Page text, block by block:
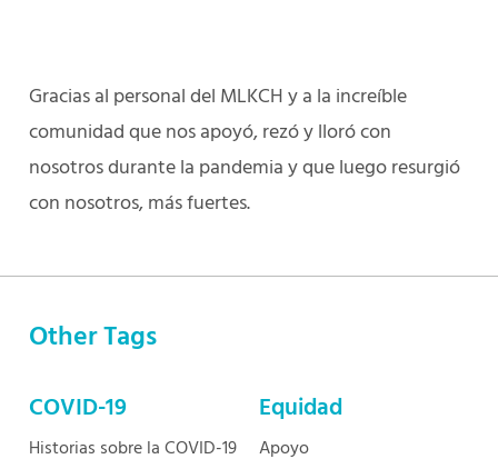
Gracias al personal del MLKCH y a la increíble
comunidad que nos apoyó, rezó y lloró con
nosotros durante la pandemia y que luego resurgió
con nosotros, más fuertes.
Other Tags
COVID-19
Historias sobre la COVID-19
Equidad
Apoyo